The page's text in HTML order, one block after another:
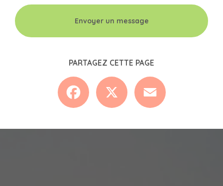
Envoyer un message
PARTAGEZ CETTE PAGE
Facebook